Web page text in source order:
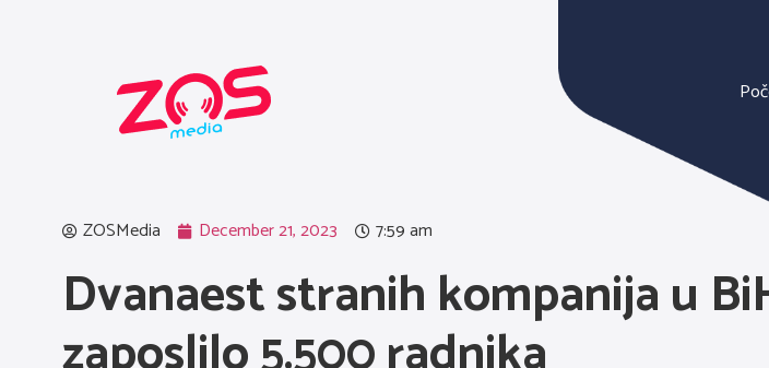
ZOSMedia December 21, 2023 7:59 am
Dvanaest stranih kompanija u